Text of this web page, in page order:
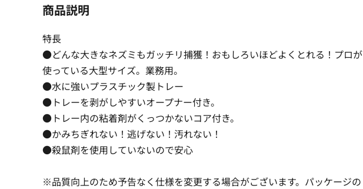
商品説明
特長
●どんな大きなネズミもガッチリ捕獲！おもしろいほどよくとれる！プロが
使っている大型サイズ。業務用。
●水に強いプラスチック製トレー
●トレーを剥がしやすいオープナー付き。
●トレー内の粘着剤がくっつかないコア付き。
●かみちぎれない！逃げない！汚れない！
●殺鼠剤を使用していないので安心
※品質向上のため予告なく仕様を変更する場合がございます。パッケージの